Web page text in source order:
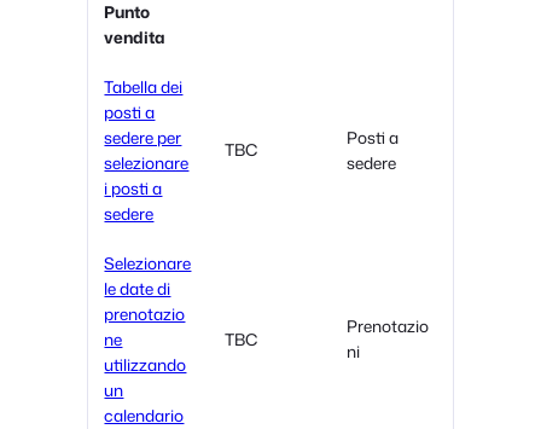
Punto
vendita
Tabella dei
posti a
sedere per
selezionare
i posti a
sedere
TBC
Posti a
sedere
Selezionare
le date di
prenotazio
ne
utilizzando
un
calendario
TBC
Prenotazio
ni